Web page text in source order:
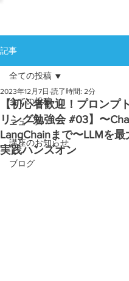
記事
全ての投稿
ニュース
講座のお知らせ
ブログ
全ての投稿
【初心者歓迎！プロンプ
リング勉強会 #03】〜
LangChainまで〜LLMを
実践ハンズオン
2023年12月7日 読了時間: 2分